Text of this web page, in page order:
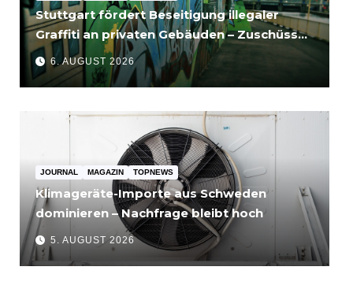
Stuttgart fördert Beseitigung illegaler
Graffiti an privaten Gebäuden – Zuschüsse
bis 3.500 Euro
6. AUGUST 2026
JOURNAL MAGAZIN TOPNEWS
Klimageräte-Importe aus Schweden
dominieren – Nachfrage bleibt hoch
5. AUGUST 2026